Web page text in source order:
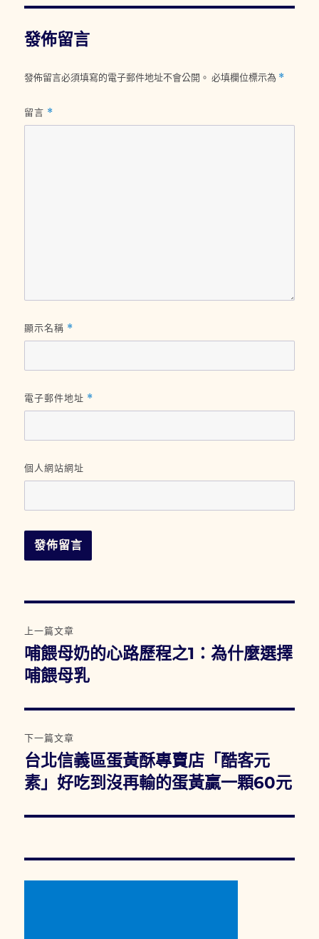
發佈留言
發佈留言必須填寫的電子郵件地址不會公開。 必填欄位標示為 *
留言 *
顯示名稱 *
電子郵件地址 *
個人網站網址
章
導
覽
上一篇文章
上
一
文
章:
哺餵母奶的心路歷程之1：為什麼選擇
哺餵母乳
下一篇文章
下
一
文
台北信義區蛋黃酥專賣店「酷客元
素」好吃到沒再輸的蛋黃贏一顆60元